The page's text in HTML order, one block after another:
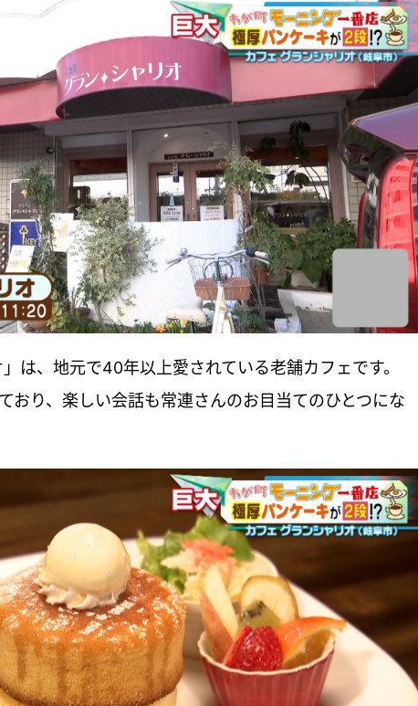
は、地元で40年以上愛されている老舗カフェです。
おり、楽しい会話も常連さんのお目当てのひとつにな